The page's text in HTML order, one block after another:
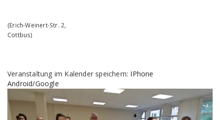
(Erich-Weinert-Str. 2
Cottbus)
Veranstaltung im Kalender speichern: IPhone
Android/Google